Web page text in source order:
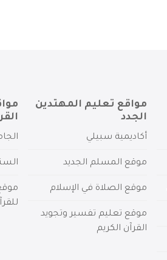
مواقع تعليم المهتدين
الجدد
أكاديمية سبيلي
موقع المسلم الجديد
موقع الصلاة في الإسلام
موقع تعليم تفسير وتجويد
القرآن الكريم